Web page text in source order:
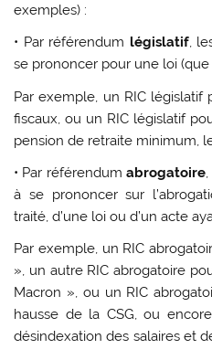
exemples) :
• Par référendum législatif,
se prononcer pour une loi
Par exemple, un RIC législatif
fiscaux, ou un RIC législatif
pension de retraite minimum,
• Par référendum abrogatoire,
à se prononcer sur
traité, d’une loi ou d’un acte
Par exemple, un RIC
», un autre RIC abrogatoire
Macron », ou un RIC
hausse de la CSG, ou
désindexation des salaires et